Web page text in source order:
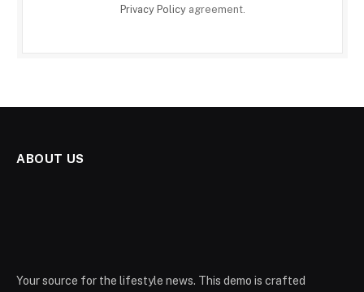
Privacy Policyagreement.
ABOUT US
Your source for the lifestyle news. This demo is crafted